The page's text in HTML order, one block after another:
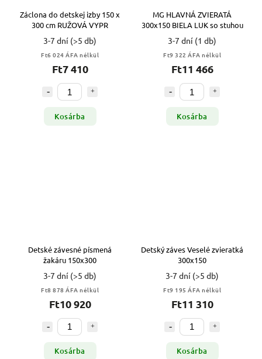
Záclona do detskej izby 150 x
300 cm RUŽOVÁ VYPR
3-7 dní (>5 db)
Ft6 024 ÁFA nélkül
Ft7 410
Kosárba
MG HLAVNÁ ZVIERATÁ
300x150 BIELA LUK so stuhou
3-7 dní (1 db)
Ft9 322 ÁFA nélkül
Ft11 466
Kosárba
Detské závesné písmená
žakáru 150x300
3-7 dní (>5 db)
Ft8 878 ÁFA nélkül
Ft10 920
Kosárba
Detský záves Veselé zvieratká
300x150
3-7 dní (>5 db)
Ft9 195 ÁFA nélkül
Ft11 310
Kosárba